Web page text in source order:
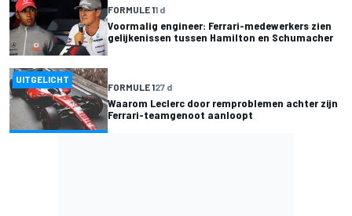
FORMULE 11 d
Voormalig engineer: Ferrari-medewerkers zien
gelijkenissen tussen Hamilton en Schumacher
UITGELICHT
FORMULE 127 d
Waarom Leclerc door remproblemen achter zijn
Ferrari-teamgenoot aanloopt